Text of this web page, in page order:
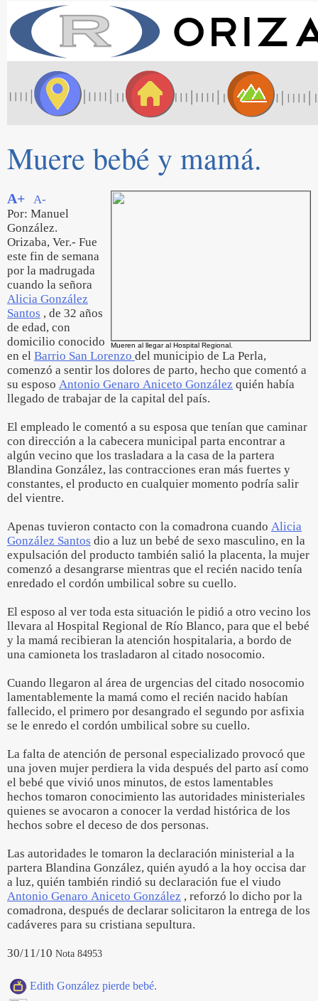
Muere bebé y mamá.
Mueren al llegar al Hospital Regional.
A+
A-
Por: Manuel
González.
Orizaba, Ver.- Fue
este fin de semana
por la madrugada
cuando la señora
Alicia González
Santos , de 32 años
de edad, con
domicilio conocido
en el Barrio San Lorenzo del municipio de La Perla,
comenzó a sentir los dolores de parto, hecho que comentó a
su esposo Antonio Genaro Aniceto González quién había
llegado de trabajar de la capital del país.
El empleado le comentó a su esposa que tenían que caminar
con dirección a la cabecera municipal parta encontrar a
algún vecino que los trasladara a la casa de la partera
Blandina González, las contracciones eran más fuertes y
constantes, el producto en cualquier momento podría salir
del vientre.
Apenas tuvieron contacto con la comadrona cuando Alicia
González Santos dio a luz un bebé de sexo masculino, en la
expulsación del producto también salió la placenta, la mujer
comenzó a desangrarse mientras que el recién nacido tenía
enredado el cordón umbilical sobre su cuello.
El esposo al ver toda esta situación le pidió a otro vecino los
llevara al Hospital Regional de Río Blanco, para que el bebé
y la mamá recibieran la atención hospitalaria, a bordo de
una camioneta los trasladaron al citado nosocomio.
Cuando llegaron al área de urgencias del citado nosocomio
lamentablemente la mamá como el recién nacido habían
fallecido, el primero por desangrado el segundo por asfixia
se le enredo el cordón umbilical sobre su cuello.
La falta de atención de personal especializado provocó que
una joven mujer perdiera la vida después del parto así como
el bebé que vivió unos minutos, de estos lamentables
hechos tomaron conocimiento las autoridades ministeriales
quienes se avocaron a conocer la verdad histórica de los
hechos sobre el deceso de dos personas.
Las autoridades le tomaron la declaración ministerial a la
partera Blandina González, quién ayudó a la hoy occisa dar
a luz, quién también rindió su declaración fue el viudo
Antonio Genaro Aniceto González , reforzó lo dicho por la
comadrona, después de declarar solicitaron la entrega de los
cadáveres para su cristiana sepultura.
30/11/10 Nota 84953
Edith González pierde bebé.